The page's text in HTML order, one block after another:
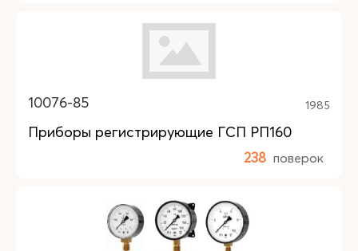
10076-85 1985
Приборы регистрирующие ГСП РП160
238 поверок